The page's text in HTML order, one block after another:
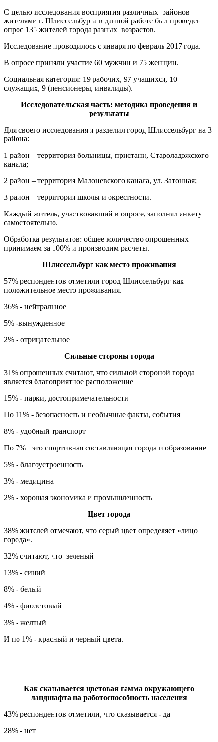
С целью исследования восприятия различных районов
жителями г. Шлиссельбурга в данной работе был проведен
опрос 135 жителей города разных возрастов.
Исследование проводилось с января по февраль 2017 года.
В опросе приняли участие 60 мужчин и 75 женщин.
Социальная категория: 19 рабочих, 97 учащихся, 10
служащих, 9 (пенсионеры, инвалиды).
Исследовательская часть: методика проведения и
результаты
Для своего исследования я разделил город Шлиссельбург на 3
района:
1 район – территория больницы, пристани, Староладожского
канала;
2 район – территория Малоневского канала, ул. Затонная;
3 район – территория школы и окрестности.
Каждый житель, участвовавший в опросе, заполнял анкету
самостоятельно.
Обработка результатов: общее количество опрошенных
принимаем за 100% и производим расчеты.
Шлиссельбург как место проживания
57% респондентов отметили город Шлиссельбург как
положительное место проживания.
36% - нейтральное
5% -вынужденное
2% - отрицательное
Сильные стороны города
31% опрошенных считают, что сильной стороной города
является благоприятное расположение
15% - парки, достопримечательности
По 11% - безопасность и необычные факты, события
8% - удобный транспорт
По 7% - это спортивная составляющая города и образование
5% - благоустроенность
3% - медицина
2% - хорошая экономика и промышленность
Цвет города
38% жителей отмечают, что серый цвет определяет «лицо
города».
32% считают, что зеленый
13% - синий
8% - белый
4% - фиолетовый
3% - желтый
И по 1% - красный и черный цвета.
Как сказывается цветовая гамма окружающего
ландшафта на работоспособность населения
43% респондентов отметили, что сказывается - да
28% - нет